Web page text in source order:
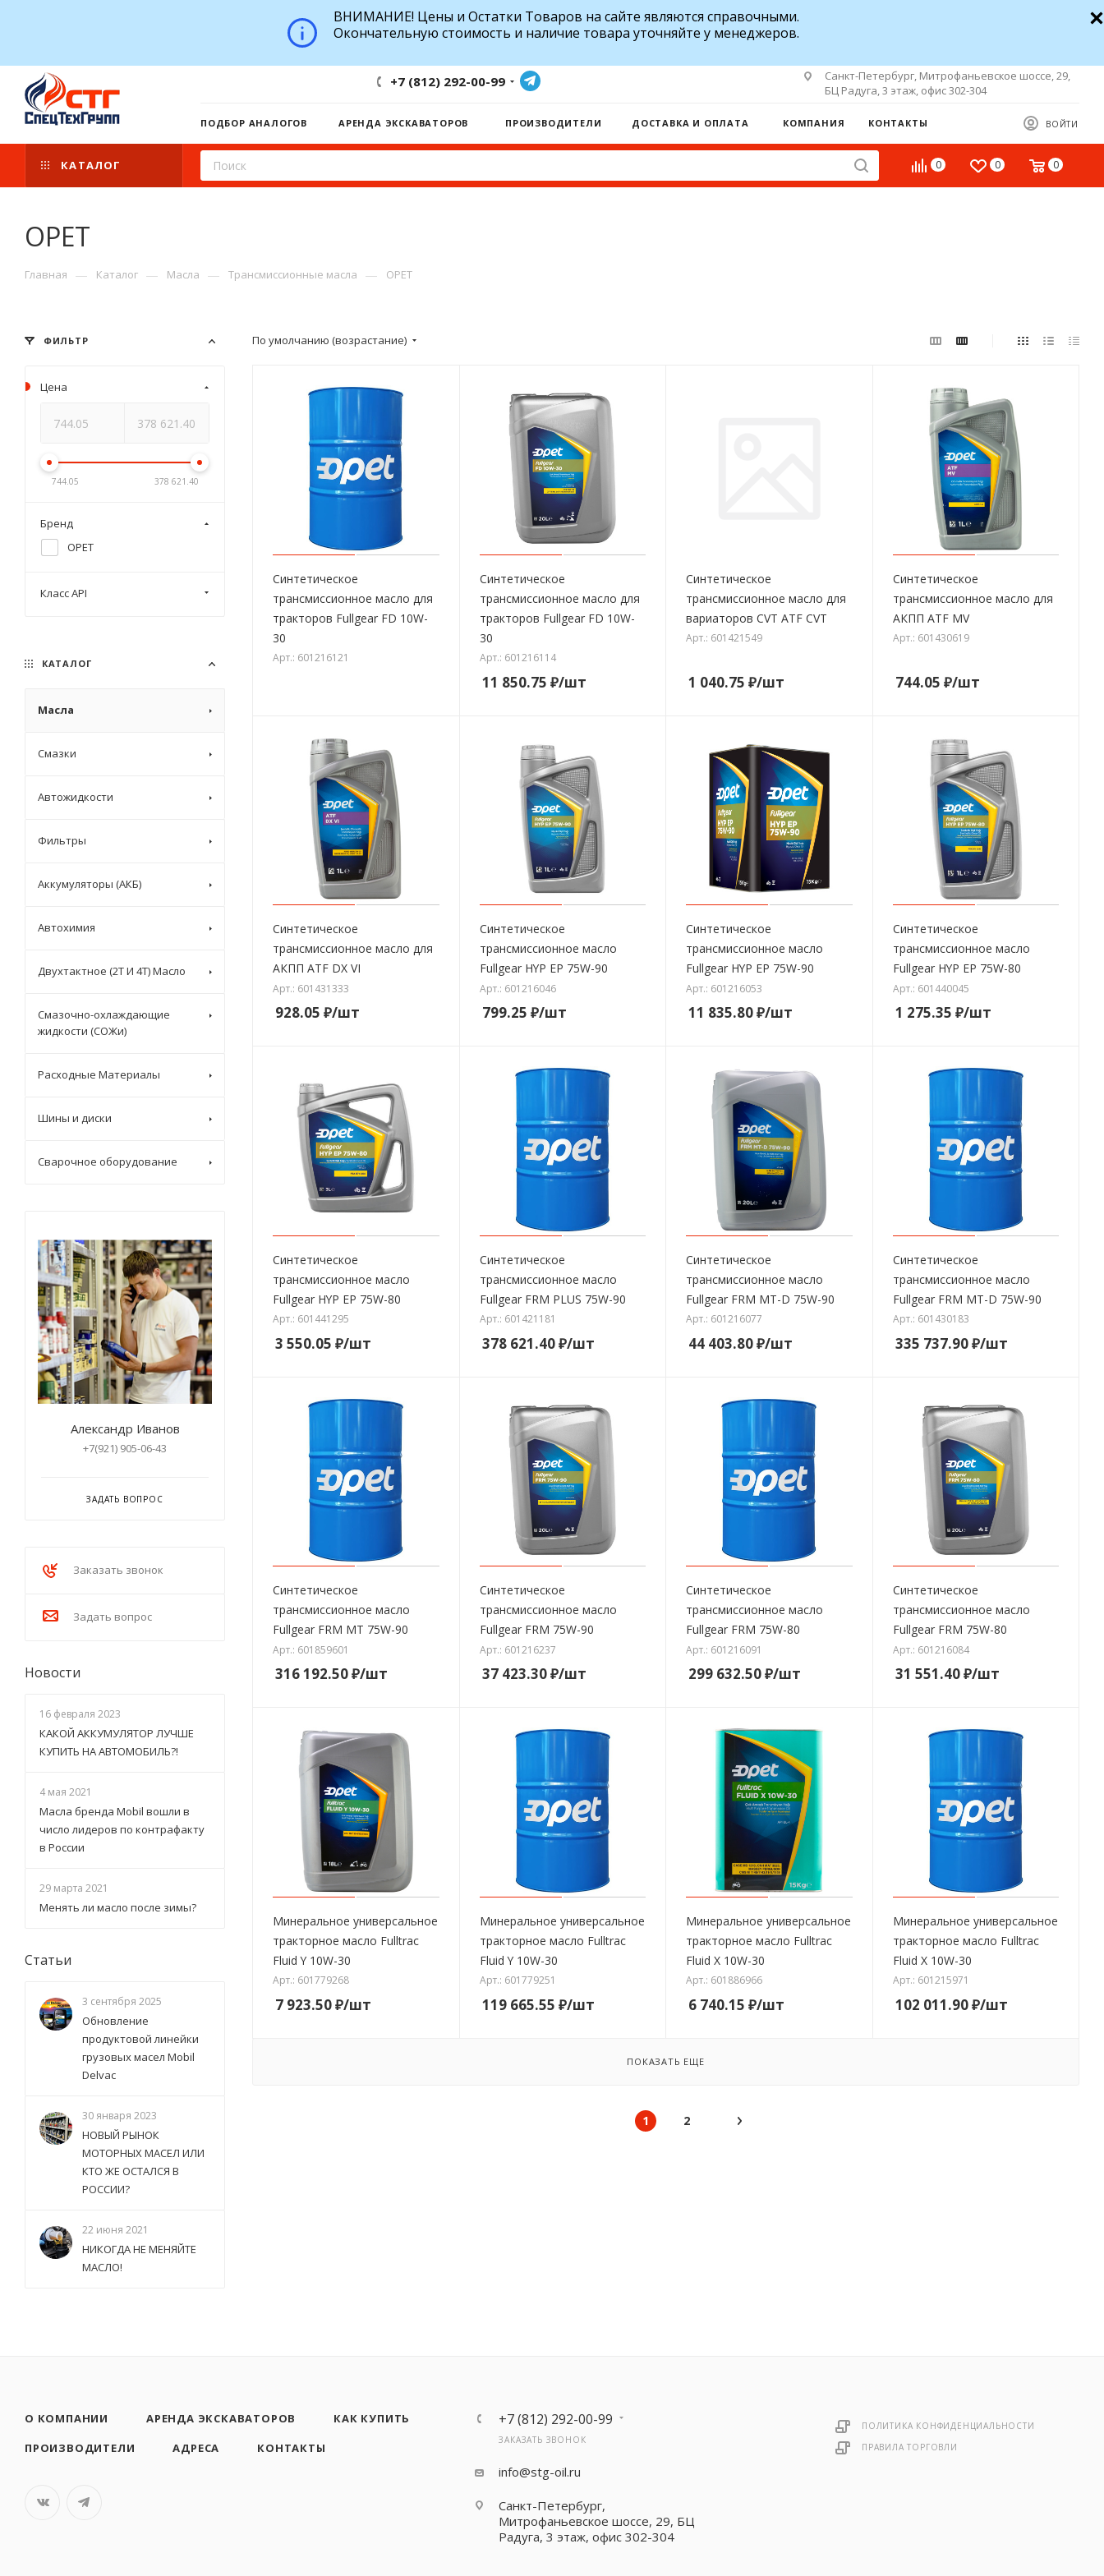
ВНИМАНИЕ! Цены и Остатки Товаров на сайте являются справочными.
Окончательную стоимость и наличие товара уточняйте у менеджеров.
+7 (812) 292-00-99
Санкт-Петербург, Митрофаньевское шоссе, 29,
БЦ Радуга, 3 этаж, офис 302-304
ВОЙТИ
ПОДБОР АНАЛОГОВ АРЕНДА ЭКСКАВАТОРОВ ПРОИЗВОДИТЕЛИ ДОСТАВКА И ОПЛАТА КОМПАНИЯ КОНТАКТЫ
0 0 0
КАТАЛОГ
OPET
Главная — Каталог — Масла — Трансмиссионные масла — OPET
По умолчанию (возрастание)
Синтетическое
трансмиссионное масло для
тракторов Fullgear FD 10W-
30
Арт.: 601216121
Синтетическое
трансмиссионное масло для
тракторов Fullgear FD 10W-
30
Арт.: 601216114
11 850.75 ₽/шт
Синтетическое
трансмиссионное масло для
вариаторов CVT ATF CVT
Арт.: 601421549
1 040.75 ₽/шт
Синтетическое
трансмиссионное масло для
АКПП ATF MV
Арт.: 601430619
744.05 ₽/шт
Синтетическое
трансмиссионное масло для
АКПП ATF DX VI
Арт.: 601431333
928.05 ₽/шт
Синтетическое
трансмиссионное масло
Fullgear HYP EP 75W-90
Арт.: 601216046
799.25 ₽/шт
Синтетическое
трансмиссионное масло
Fullgear HYP EP 75W-90
Арт.: 601216053
11 835.80₽/шт
Синтетическое
трансмиссионное масло
Fullgear HYP EP 75W-80
Арт.: 601440045
1 275.35 ₽/шт
Синтетическое
трансмиссионное масло
Fullgear HYP EP 75W-80
Арт.: 601441295
3 550.05 ₽/шт
Синтетическое
трансмиссионное масло
Fullgear FRM PLUS 75W-90
Арт.: 601421181
378 621.40₽/шт
Синтетическое
трансмиссионное масло
Fullgear FRM MT-D 75W-90
Арт.: 601216077
44 403.80₽/шт
Синтетическое
трансмиссионное масло
Fullgear FRM MT-D 75W-90
Арт.: 601430183
335 737.90₽/шт
Синтетическое
трансмиссионное масло
Fullgear FRM MT 75W-90
Арт.: 601859601
316 192.50₽/шт
Синтетическое
трансмиссионное масло
Fullgear FRM 75W-90
Арт.: 601216237
37 423.30₽/шт
Синтетическое
трансмиссионное масло
Fullgear FRM 75W-80
Арт.: 601216091
299 632.50₽/шт
Синтетическое
трансмиссионное масло
Fullgear FRM 75W-80
Арт.: 601216084
31 551.40₽/шт
Минеральное универсальное
тракторное масло Fulltrac
Fluid Y 10W-30
Арт.: 601779268
7 923.50₽/шт
Минеральное универсальное
тракторное масло Fulltrac
Fluid Y 10W-30
Арт.: 601779251
119 665.55 ₽/шт
Минеральное универсальное
тракторное масло Fulltrac
Fluid X 10W-30
Арт.: 601886966
6 740.15 ₽/шт
Минеральное универсальное
тракторное масло Fulltrac
Fluid X 10W-30
Арт.: 601215971
102 011.90₽/шт
ПОКАЗАТЬ ЕЩЕ
1 2
ФИЛЬТР
Цена
744.05 378 621.40
Бренд
OPET
Класс API
КАТАЛОГ
Масла
Смазки
Автожидкости
Фильтры
Аккумуляторы (АКБ)
Автохимия
Двухтактное (2T И 4T) Масло
Смазочно-охлаждающие
жидкости (СОЖи)
Расходные Материалы
Шины и диски
Сварочное оборудование
Александр Иванов
+7(921) 905-06-43
ЗАДАТЬ ВОПРОС
Заказать звонок
Задать вопрос
Новости
16 февраля 2023
КАКОЙ АККУМУЛЯТОР ЛУЧШЕ
КУПИТЬ НА АВТОМОБИЛЬ?!
4 мая 2021
Масла бренда Mobil вошли в
число лидеров по контрафакту
в России
29 марта 2021
Менять ли масло после зимы?
Статьи
3 сентября 2025
Обновление
продуктовой линейки
грузовых масел Mobil
Delvac
30 января 2023
НОВЫЙ РЫНОК
МОТОРНЫХ МАСЕЛ ИЛИ
КТО ЖЕ ОСТАЛСЯ В
РОССИИ?
22 июня 2021
НИКОГДА НЕ МЕНЯЙТЕ
МАСЛО!
О КОМПАНИИ АРЕНДА ЭКСКАВАТОРОВ
КАК КУПИТЬ
ПРОИЗВОДИТЕЛИ
АДРЕСА КОНТАКТЫ
+7 (812) 292-00-99
ЗАКАЗАТЬ ЗВОНОК
info@stg-oil.ru
Санкт-Петербург,
Митрофаньевское шоссе, 29, БЦ
Радуга, 3 этаж, офис 302-304
ПОЛИТИКА КОНФИДЕНЦИАЛЬНОСТИ
ПРАВИЛА ТОРГОВЛИ